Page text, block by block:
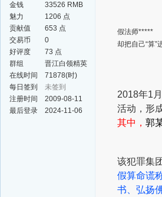
金钱
33526 RMB
魅力
1206 点
贡献值
653 点
交易币
0
好评度
73 点
群组
晋江白领精英
群
在线时间
71878(时)
每日签到
未签到
注册时间
2009-08-11
最后登录
2024-11-06
假法师*****
却把自己“算”
2018年1
活动，形
其中， 郭
该犯罪集
假算命谎
书、弘扬